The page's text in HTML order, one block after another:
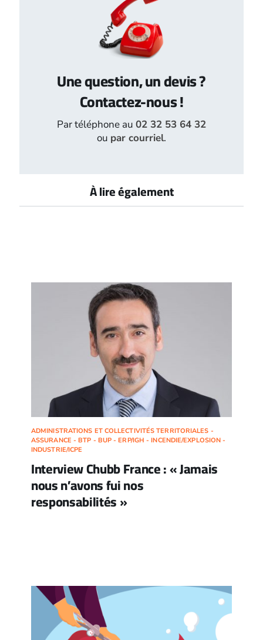
Une question, un devis ?
Contactez-nous !
Par téléphone au 02 32 53 64 32
ou par courriel.
À lire également
ADMINISTRATIONS ET COLLECTIVITÉS TERRITORIALES -
ASSURANCE - BTP - BUP - ERP/IGH - INCENDIE/EXPLOSION -
INDUSTRIE/ICPE
Interview Chubb France : « Jamais
nous n’avons fui nos
responsabilités »